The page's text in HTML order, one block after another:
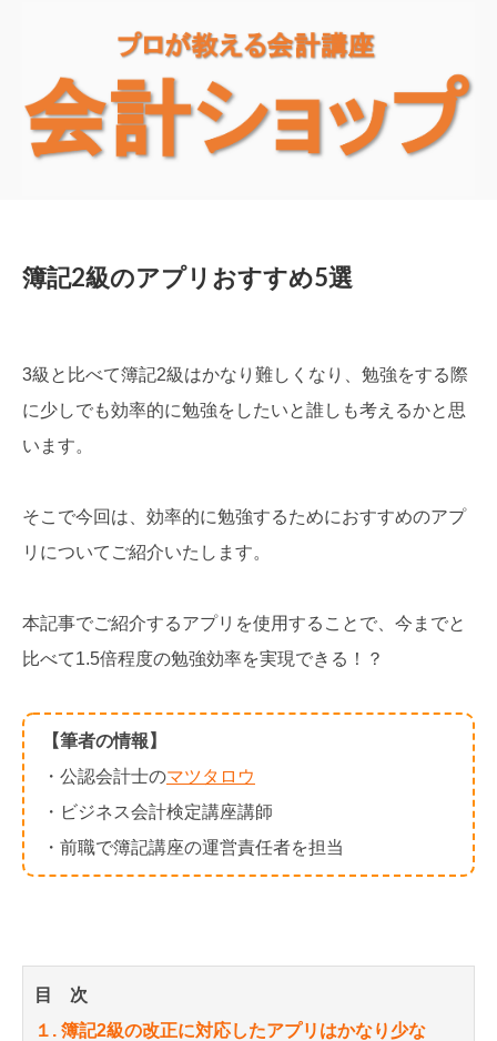
簿記2級のアプリおすすめ5選
3級と比べて簿記2級はかなり難しくなり、勉強をする際
に少しでも効率的に勉強をしたいと誰しも考えるかと思
います。
そこで今回は、効率的に勉強するためにおすすめのアプ
リについてご紹介いたします。
本記事でご紹介するアプリを使用することで、今までと
比べて1.5倍程度の勉強効率を実現できる！？
【筆者の情報】
・公認会計士のマツタロウ
・ビジネス会計検定講座講師
・前職で簿記講座の運営責任者を担当
目 次
１. 簿記2級の改正に対応したアプリはかなり少な